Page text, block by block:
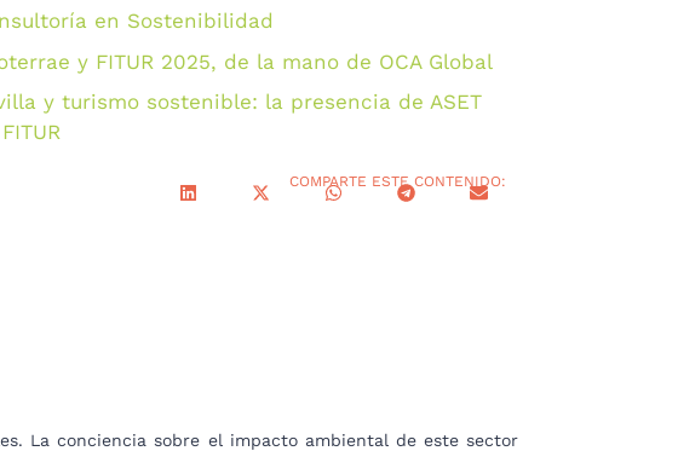
en Sostenibilidad
y FITUR 2025, de la mano de OCA Global
y turismo sostenible: la presencia de ASET
COMPARTE ESTE CONTENIDO:
La conciencia sobre el impacto ambiental de este sector